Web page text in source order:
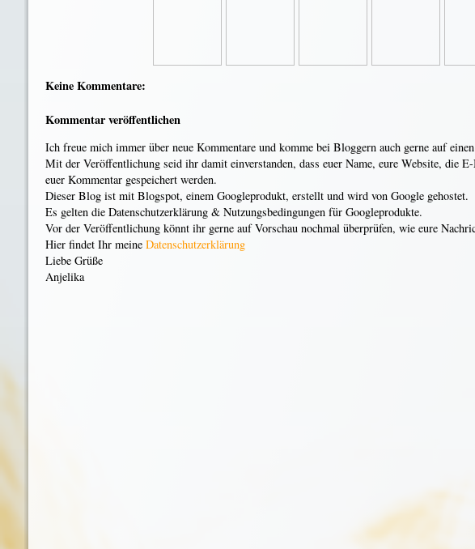
Keine Kommentare:
Kommentar veröffentlichen
Ich freue mich immer über neue Kommentare und komme bei Bloggern auch gerne auf
Mit der Veröffentlichung seid ihr damit einverstanden, dass euer Name, eure Website, die
euer Kommentar gespeichert werden.
Dieser Blog ist mit Blogspot, einem Googleprodukt, erstellt und wird von Google gehostet.
Es gelten die Datenschutzerklärung & Nutzungsbedingungen für Googleprodukte.
Vor der Veröffentlichung könnt ihr gerne auf Vorschau nochmal überprüfen, wie eure
Hier findet Ihr meineDatenschutzerklärung
Liebe Grüße
Anjelika